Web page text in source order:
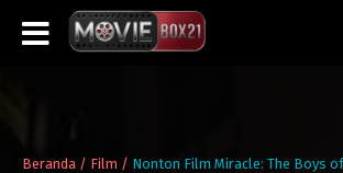
Beranda / Film / Nonton Film Miracle: The Boys